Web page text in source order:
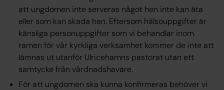
att ungdomen inte serveras något hen inte kan äta
eller som kan skada hen. Eftersom hälsouppgifter är
känsliga personuppgifter som vi behandlar inom
ramen för vår kyrkliga verksamhet kommer de inte att
lämnas ut utanför Ulricehamns pastorat utan ett
samtycke från vårdnadshavare.
För att ungdomen ska kunna konfirmeras behöver vi